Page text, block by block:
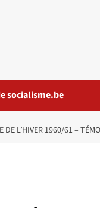
socialisme.be
L’HIVER 1960/61 –